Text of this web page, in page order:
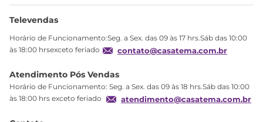
Troca
Ajuda
Televendas
Horário de Funcionamento:Seg. a Sex. das 09 às 17 hrs.Sáb das 10:00
às 18:00 hrsexceto feriado
contato@casatema.com.br
Atendimento Pós Vendas
Horário de Funcionamento: Seg. a Sex. das 09 às 18 hrs.Sáb das 10:00
às 18:00 hrs exceto feriado
atendimento@casatema.com.br